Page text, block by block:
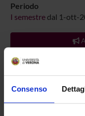
Consenso
Periodo
I semestredal 1-ott-
Per visualizzare la
modulo appartiene,